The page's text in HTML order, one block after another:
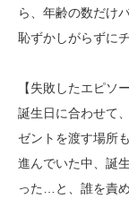
ら、年齢の数だけ
恥ずかしがらずに
【失敗したエピソー
誕生日に合わせて
ゼントを渡す場所
進んでいた中、誕
った…と、誰を責